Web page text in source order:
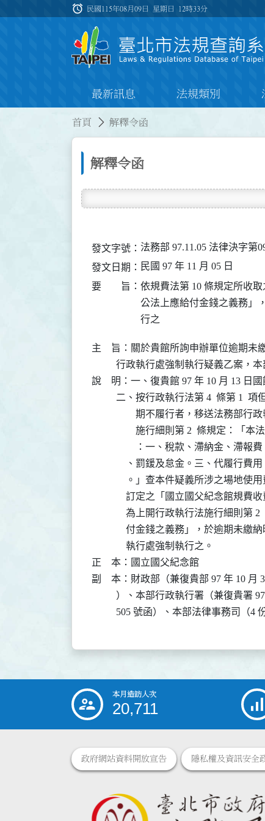
:::
alarm 民國115年08月09日 星期日 12時33分
最新訊息 法規類別
首頁 解釋令函
解釋令函
發文字號： 法務部 97.11.05 法律決字第
發文日期： 民國 97 年 11 月 05 日
要 旨： 依規費法第 10 條規定所收
公法上應給付金錢之義務」
行之
主    旨：關於貴館所詢申辦單位逾期未
行政執行處強制執行疑義乙案，
說    明：一、復貴館 97 年 10 月 13 日國
二、按行政執行法第 4  條第 1
　　期不履行者，移送法務部
　　施行細則第 2  條規定：
　　：一、稅款、滯納金、滯
、罰鍰及怠金。三、代履
。」查本件疑義所涉之場地
訂定之「國立國父紀念館規
為上開行政執行法施行細則
付金錢之義務」，於逾期
              執行處強制執行之。
正    本：國立國父紀念館
副    本：財政部（兼復貴部 97 年 10 月
）、本部行政執行署（兼復貴署
505 號函）、本部法律事務司（4
::: 本月造訪人次
20,711
政府網站資料開放宣告 隱私權及資訊安全